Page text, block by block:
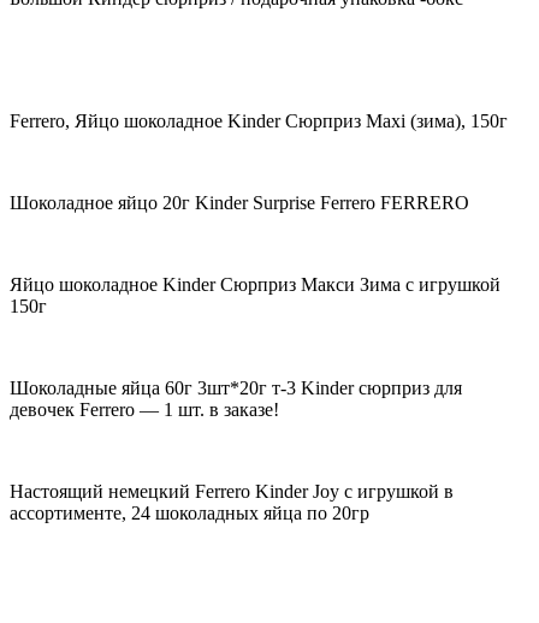
Ferrero, Яйцо шоколадное Kinder Сюрприз Maxi (зима), 150г
Шоколадное яйцо 20г Kinder Surprise Ferrero FERRERO
Яйцо шоколадное Kinder Сюрприз Макси Зима с игрушкой
150г
Шоколадные яйца 60г 3шт*20г т-3 Kinder сюрприз для
девочек Ferrero — 1 шт. в заказе!
Настоящий немецкий Ferrero Kinder Joy с игрушкой в
ассортименте, 24 шоколадных яйца по 20гр